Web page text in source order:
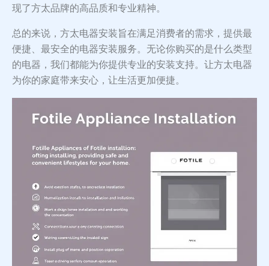
现了方太品牌的高品质和专业精神。
总的来说，方太电器安装旨在满足消费者的需求，提供最
便捷、最安全的电器安装服务。无论你购买的是什么类型
的电器，我们都能为你提供专业的安装支持。让方太电器
为你的家庭带来安心，让生活更加便捷。